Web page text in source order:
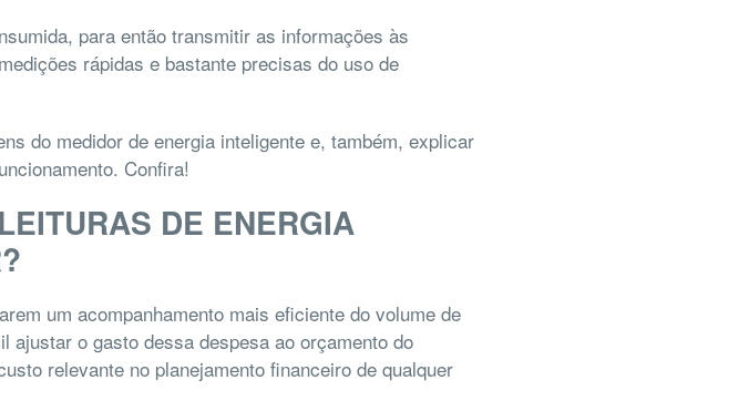
para então transmitir as informações às
rápidas e bastante precisas do uso de
do medidor de energia inteligente e, também, explicar
Confira!
DE ENERGIA
um acompanhamento mais eficiente do volume de
o gasto dessa despesa ao orçamento do
relevante no planejamento financeiro de qualquer